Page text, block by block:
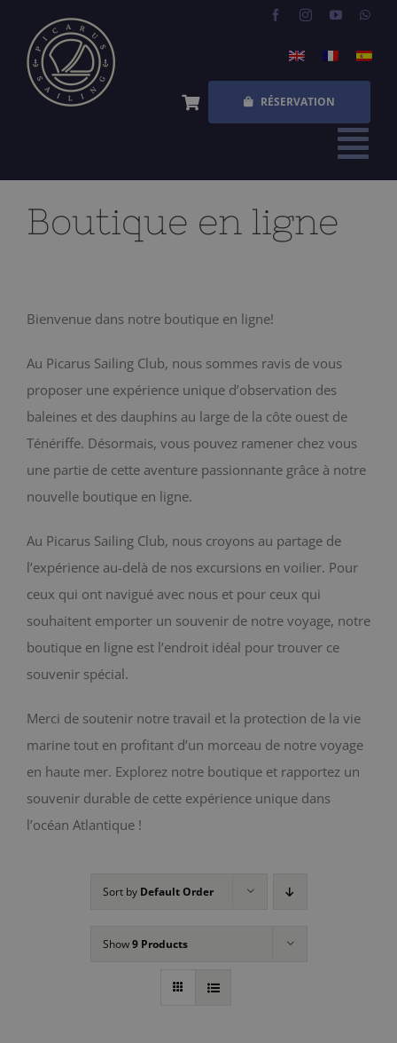
content
RÉSERVATION
ACCUEIL
BOUTIQUE
CONTACT
Boutique en ligne
Bienvenue dans notre boutique en ligne!
Au Picarus Sailing Club, nous sommes ravis de vous
proposer une expérience unique d’observation des
baleines et des dauphins au large de la côte ouest de
Ténériffe. Désormais, vous pouvez ramener chez vous
une partie de cette aventure passionnante grâce à notre
nouvelle boutique en ligne.
Au Picarus Sailing Club, nous croyons au partage de
l’expérience au-delà de nos excursions en voilier. Pour
ceux qui ont navigué avec nous et pour ceux qui
souhaitent emporter un souvenir de notre voyage, notre
boutique en ligne est l’endroit idéal pour trouver ce
souvenir spécial.
Merci de soutenir notre travail et la protection de la vie
marine tout en profitant d’un morceau de notre voyage
en haute mer. Explorez notre boutique et rapportez un
souvenir durable de cette expérience unique dans
l’océan Atlantique !
Sort by Default Order
Show9 Products